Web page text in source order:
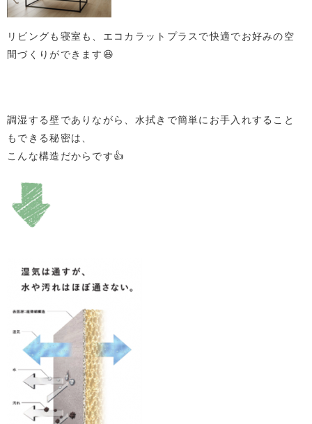
リビングも寝室も、エコカラットプラスで快適でお好みの空
間づくりができます😆
調湿する壁でありながら、水拭きで簡単にお手入れすること
もできる秘密は、
こんな構造だからです👍